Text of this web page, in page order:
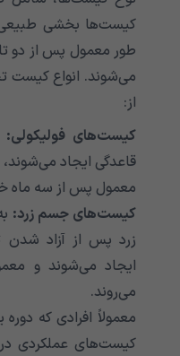
کیست‌ها بخشی طبیعی
طور معمول پس از دو
می‌شوند. انواع کیست
از:
کیست‌های فولیکولی:
قاعدگی ایجاد می‌شوند،
معمول پس از سه ماه
کیست‌های جسم زرد:
زرد پس از آزاد
ایجاد می‌شوند و
می‌روند.
معمولاً افرادی که
کیست‌های عملکردی